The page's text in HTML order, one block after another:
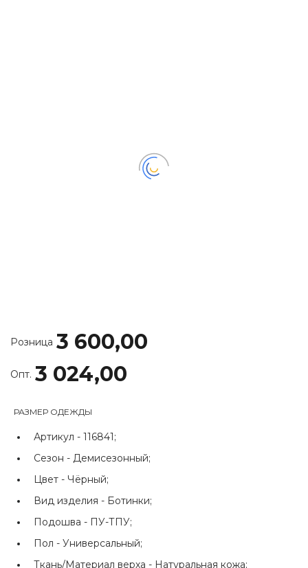
Розница 3 600,00
Опт. 3 024,00
РАЗМЕР ОДЕЖДЫ
Артикул - 116841;
Сезон - Демисезонный;
Цвет - Чёрный;
Вид изделия - Ботинки;
Подошва - ПУ-ТПУ;
Пол - Универсальный;
Ткань/Материал верха - Натуральная кожа;